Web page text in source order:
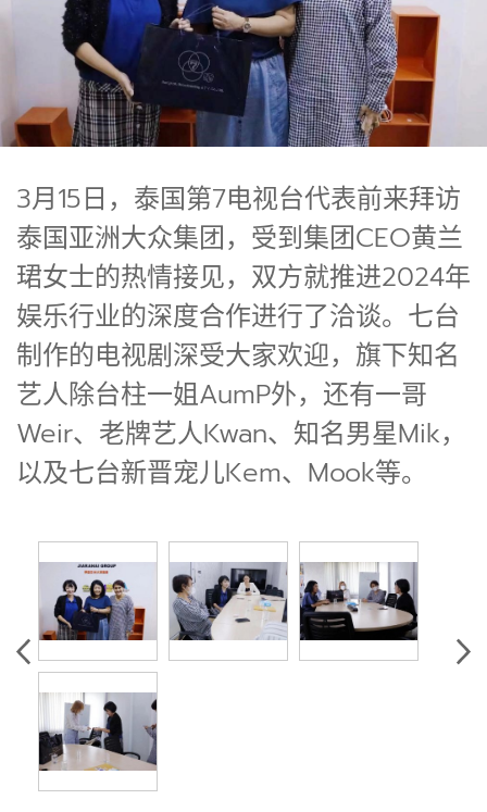
3月15日，泰国第7电视台代表前来拜访
泰国亚洲大众集团，受到集团CEO黄兰
珺女士的热情接见，双方就推进2024年
娱乐行业的深度合作进行了洽谈。七台
制作的电视剧深受大家欢迎，旗下知名
艺人除台柱一姐AumP外，还有一哥
Weir、老牌艺人Kwan、知名男星Mik，
以及七台新晋宠儿Kem、Mook等。